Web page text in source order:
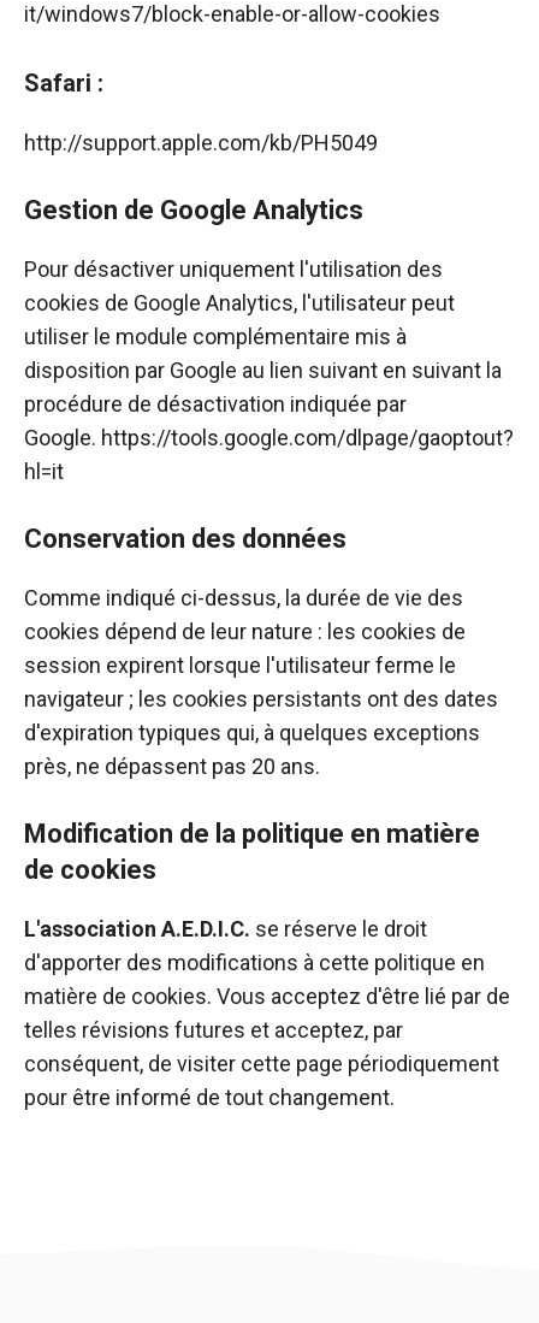
it/windows7/block-enable-or-allow-cookies
Safari :
http://support.apple.com/kb/PH5049
Gestion de Google Analytics
Pour désactiver uniquement l'utilisation des
cookies de Google Analytics, l'utilisateur peut
utiliser le module complémentaire mis à
disposition par Google au lien suivant en suivant la
procédure de désactivation indiquée par
Google. https://tools.google.com/dlpage/gaoptout?
hl=it
Conservation des données
Comme indiqué ci-dessus, la durée de vie des
cookies dépend de leur nature : les cookies de
session expirent lorsque l'utilisateur ferme le
navigateur ; les cookies persistants ont des dates
d'expiration typiques qui, à quelques exceptions
près, ne dépassent pas 20 ans.
Modification de la politique en matière
de cookies
L'association A.E.D.I.C. se réserve le droit
d'apporter des modifications à cette politique en
matière de cookies. Vous acceptez d'être lié par de
telles révisions futures et acceptez, par
conséquent, de visiter cette page périodiquement
pour être informé de tout changement.